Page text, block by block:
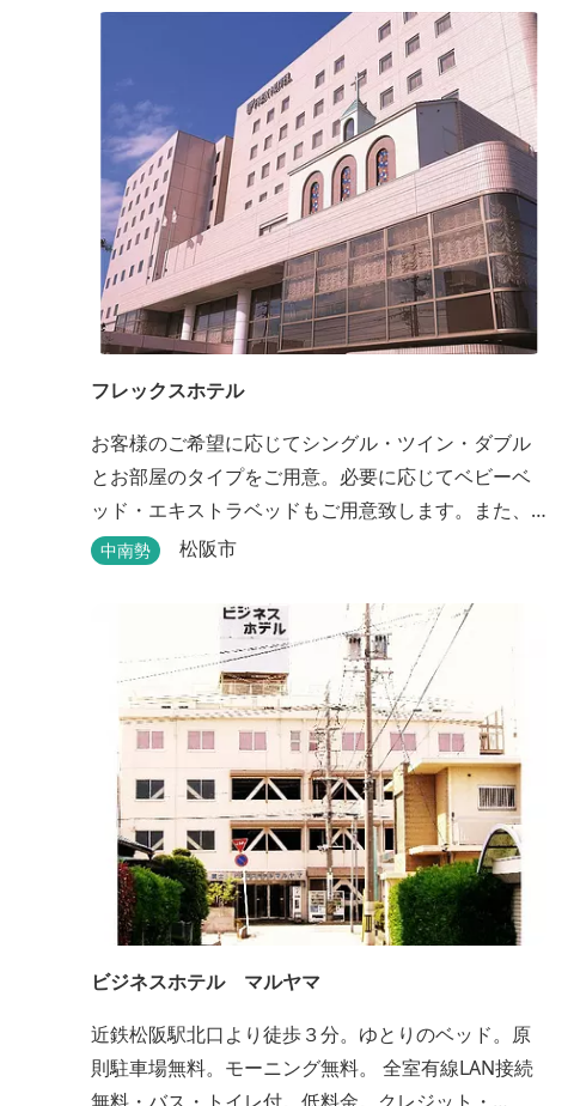
わせて選べます。 天然温泉の大浴場・露天風呂、ロ
ウリュ式サウナで体を整えた後は、和食や焼肉な
ど、気分で選べる夕食をゆったりと。 翌朝は、レ
フレックスホテル
お客様のご希望に応じてシングル・ツイン・ダブル
とお部屋のタイプをご用意。必要に応じてベビーベ
ッド・エキストラベッドもご用意致します。また、
館内には松阪牛を使った洋食・和食のレストランと
州への観光の拠点にご利用ください。
中南勢 松阪市
ビジネスホテル マルヤマ
近鉄松阪駅北口より徒歩３分。ゆとりのベッド。原
則駐車場無料。モーニング無料。 全室有線LAN接続